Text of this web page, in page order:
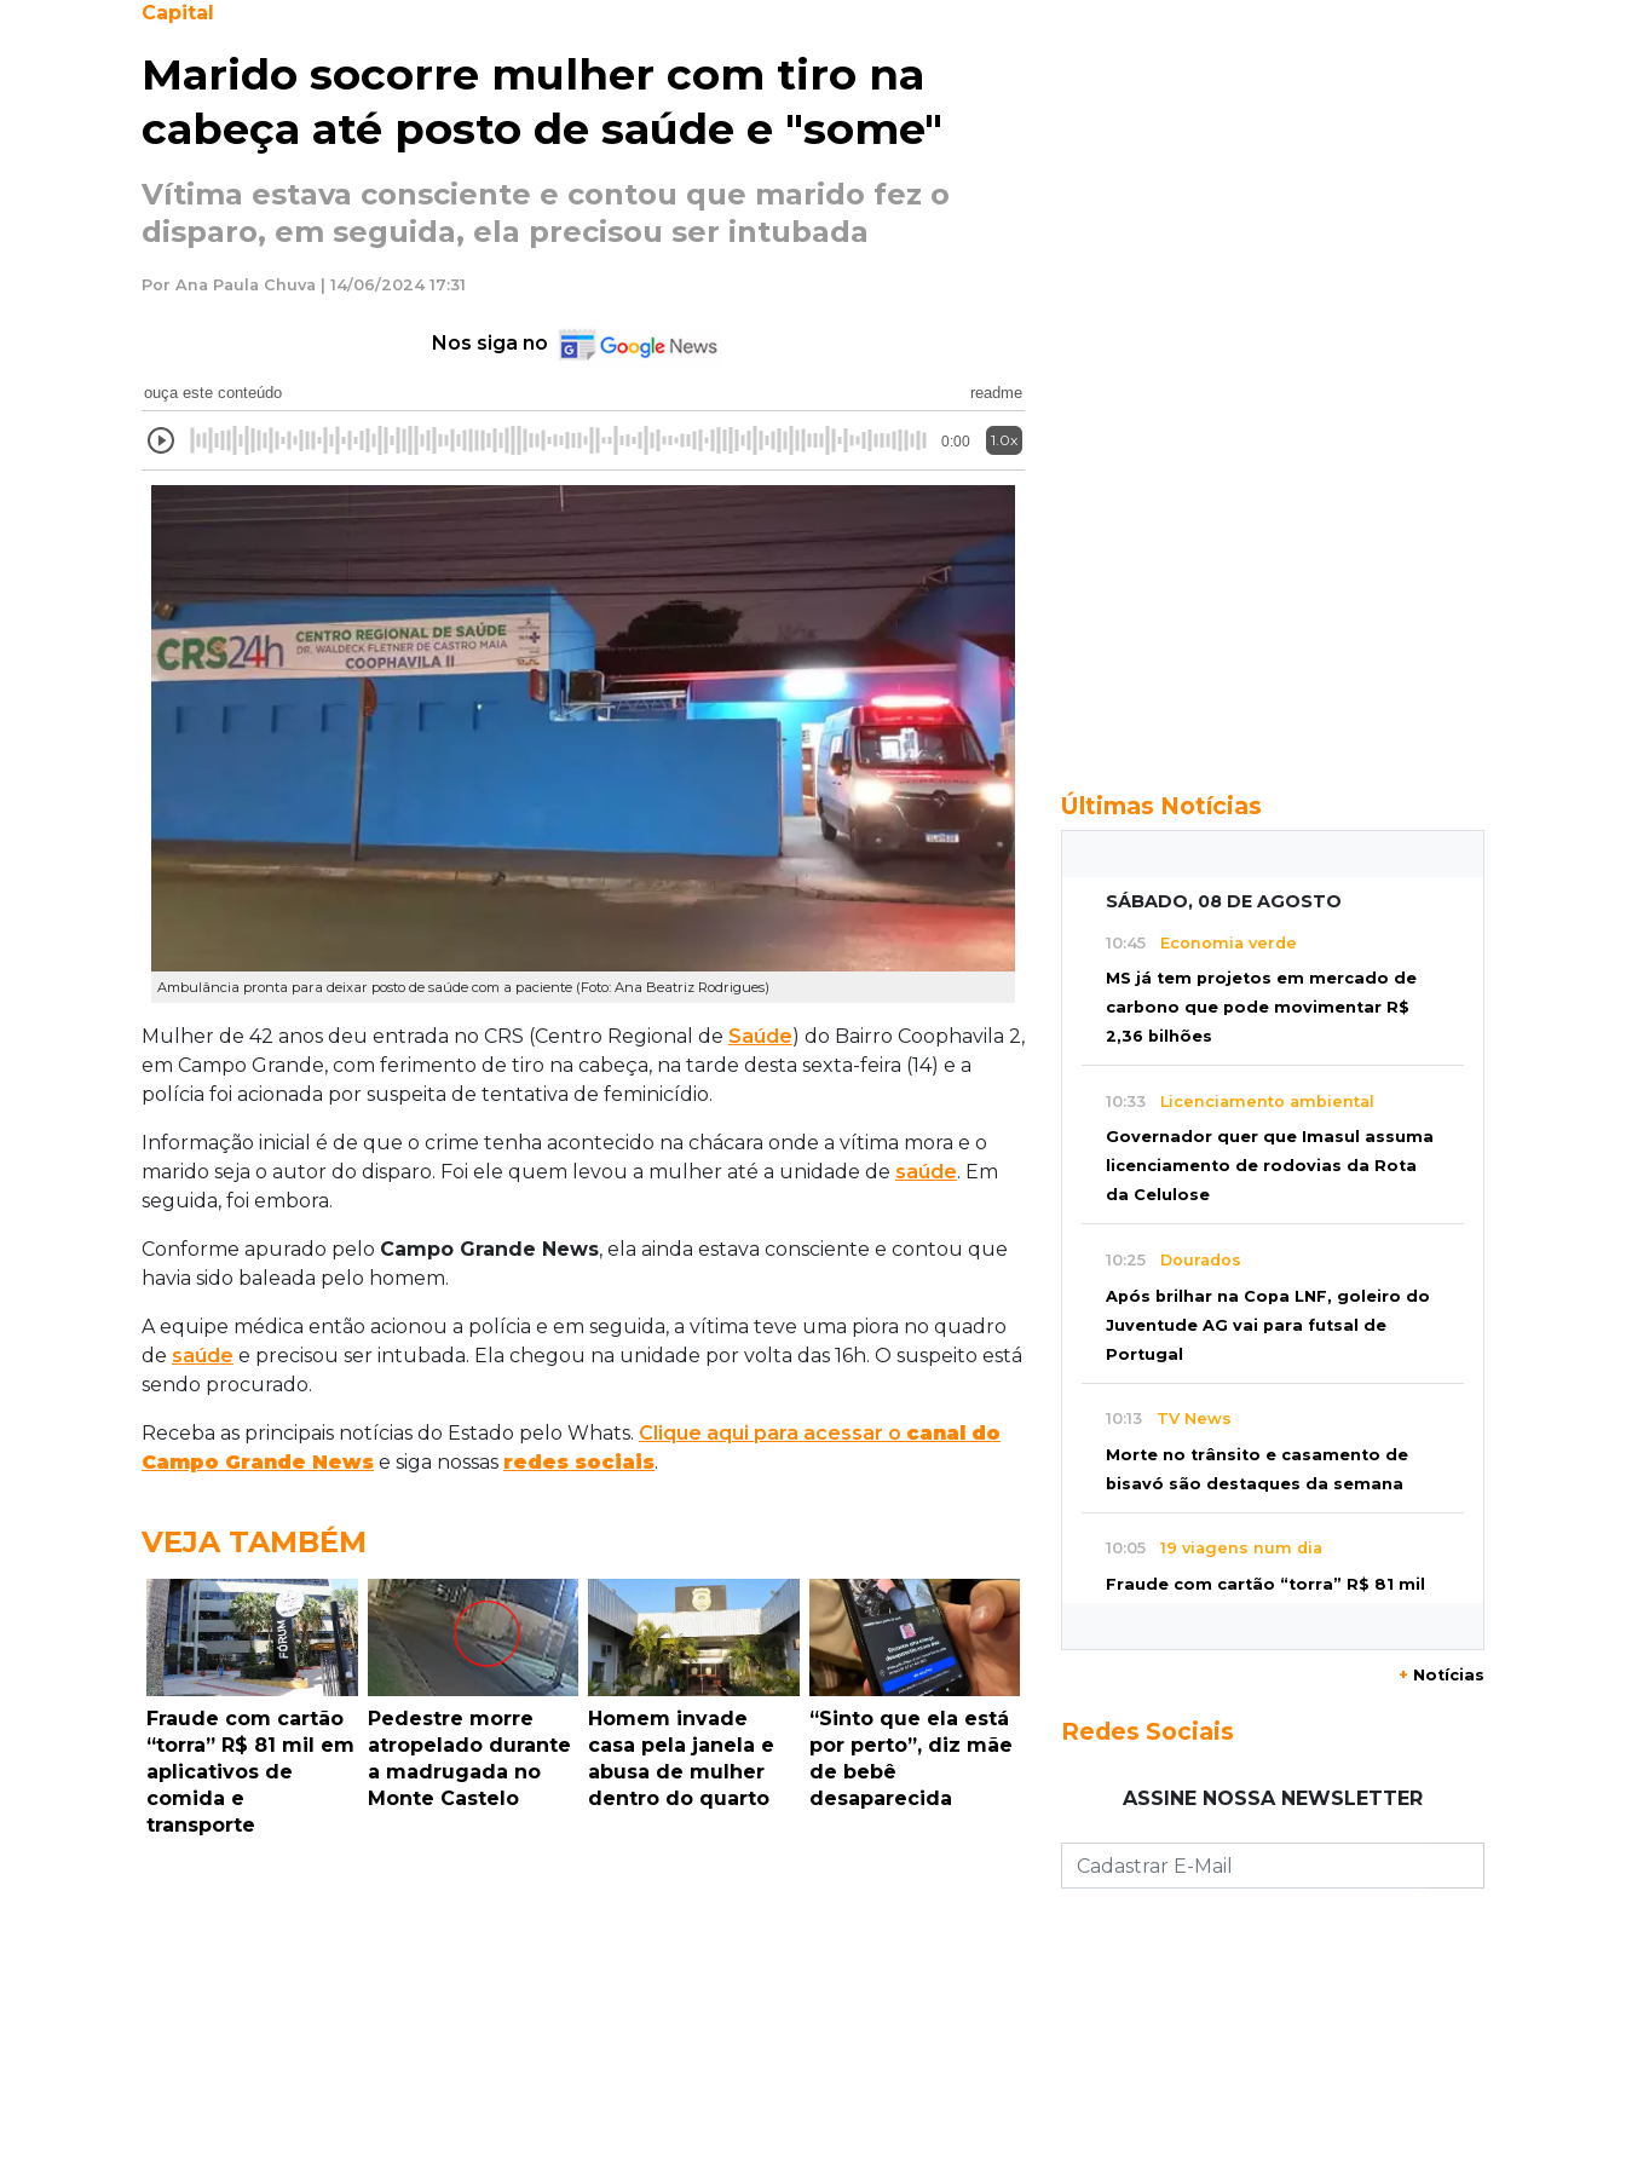
Capital
Marido socorre mulher com tiro na
cabeça até posto de saúde e "some"
Vítima estava consciente e contou que marido fez o
disparo, em seguida, ela precisou ser intubada
Por Ana Paula Chuva | 14/06/2024 17:31
Nos siga no
ouça este conteúdo readme
0:00 1.0x
Ambulância pronta para deixar posto de saúde com a paciente (Foto: Ana Beatriz Rodrigues)
Mulher de 42 anos deu entrada no CRS (Centro Regional de Saúde) do Bairro Coophavila 2,
em Campo Grande, com ferimento de tiro na cabeça, na tarde desta sexta-feira (14) e a
polícia foi acionada por suspeita de tentativa de feminicídio.
Informação inicial é de que o crime tenha acontecido na chácara onde a vítima mora e o
marido seja o autor do disparo. Foi ele quem levou a mulher até a unidade de saúde. Em
seguida, foi embora.
Conforme apurado pelo Campo Grande News, ela ainda estava consciente e contou que
havia sido baleada pelo homem.
A equipe médica então acionou a polícia e em seguida, a vítima teve uma piora no quadro
de saúde e precisou ser intubada. Ela chegou na unidade por volta das 16h. O suspeito está
sendo procurado.
Receba as principais notícias do Estado pelo Whats. Clique aqui para acessar o canal do
Campo Grande News e siga nossas redes sociais.
VEJA TAMBÉM
Fraude com cartão
“torra” R$ 81 mil em
aplicativos de
comida e
transporte
Pedestre morre
atropelado durante
a madrugada no
Monte Castelo
Homem invade
casa pela janela e
abusa de mulher
dentro do quarto
“Sinto que ela está
por perto”, diz mãe
de bebê
desaparecida
Últimas Notícias
SÁBADO, 08 DE AGOSTO
10:45 Economia verde
MS já tem projetos em mercado de
carbono que pode movimentar R$
2,36 bilhões
10:33 Licenciamento ambiental
Governador quer que Imasul assuma
licenciamento de rodovias da Rota
da Celulose
10:25 Dourados
Após brilhar na Copa LNF, goleiro do
Juventude AG vai para futsal de
Portugal
10:13 TV News
Morte no trânsito e casamento de
bisavó são destaques da semana
10:05 19 viagens num dia
Fraude com cartão “torra” R$ 81 mil
precisar ser mais severa para 52%
Carro atravessa avenida, destrói
+ Notícias
Redes Sociais
ASSINE NOSSA NEWSLETTER